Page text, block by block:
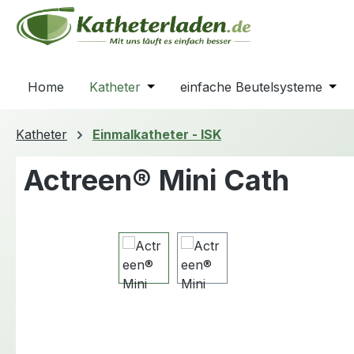
Hauptinhalt springen
Zur Suche springen
Zur Hauptnavigation springen
Home Katheter Öffne oder Schließe das
einfache Beutelsysteme
Katheter Einmalkatheter - ISK
Actreen® Mini Cath
Bildergalerie überspringen